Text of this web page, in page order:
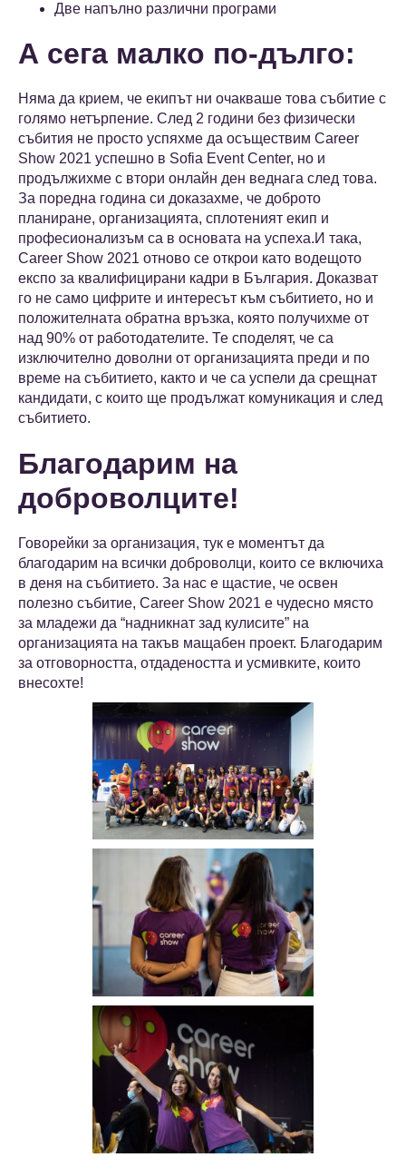
Две напълно различни програми
А сега малко по-дълго:
Няма да крием, че екипът ни очакваше това събитие с
голямо нетърпение. След 2 години без физически
събития не просто успяхме да осъществим Career
Show 2021 успешно в Sofia Event Center, но и
продължихме с втори онлайн ден веднага след това.
За поредна година си доказахме, че доброто
планиране, организацията, сплотеният екип и
професионализъм са в основата на успеха.И така,
Career Show 2021 отново се открои като водещото
експо за квалифицирани кадри в България. Доказват
го не само цифрите и интересът към събитието, но и
положителната обратна връзка, която получихме от
над 90% от работодателите. Те споделят, че са
изключително доволни от организацията преди и по
време на събитието, както и че са успели да срещнат
кандидати, с които ще продължат комуникация и след
събитието.
Благодарим на
доброволците!
Говорейки за организация, тук е моментът да
благодарим на всички доброволци, които се включиха
в деня на събитието. За нас е щастие, че освен
полезно събитие, Career Show 2021 е чудесно място
за младежи да “надникнат зад кулисите” на
организацията на такъв мащабен проект. Благодарим
за отговорността, отдадеността и усмивките, които
внесохте!